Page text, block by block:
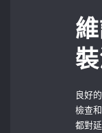
良好
檢查
都對